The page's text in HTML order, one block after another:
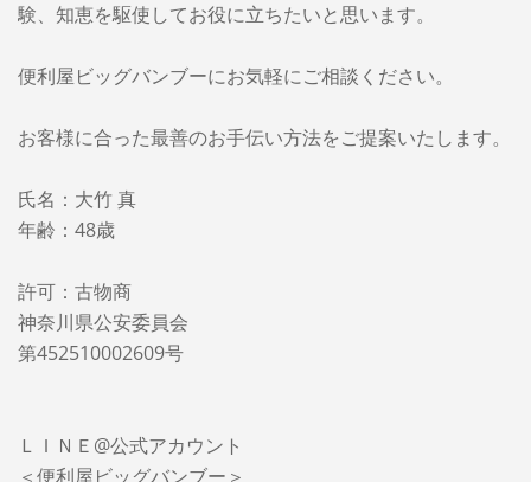
験、知恵を駆使してお役に立ちたいと思います。
便利屋ビッグバンブーにお気軽にご相談ください。
お客様に合った最善のお手伝い方法をご提案いたします。
氏名：大竹 真
年齢：48歳
許可：古物商
神奈川県公安委員会
第452510002609号
ＬＩＮＥ@公式アカウント
＜便利屋ビッグバンブー＞